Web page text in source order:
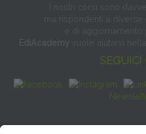
I nostri corsi sono
ma rispondenti a diverse
e di aggiornamento
EdiAcademy vuole aiutarvi
SEGUICI